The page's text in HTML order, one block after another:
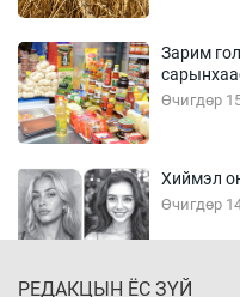
Зарим
Өчигдөр
Хиймэл
Өчигдөр
РЕДАКЦЫН ЁС ЗҮЙ